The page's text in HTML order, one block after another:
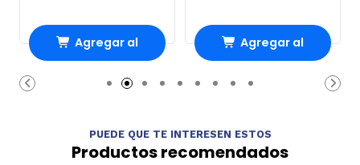
Agregar al
carrito
Agregar al
carrito
PUEDE QUE TE INTERESEN ESTOS
Productos recomendados